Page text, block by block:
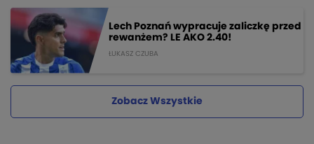
Lech Poznań wypracuje zaliczkę przed
rewanżem? LE AKO 2.40!
ŁUKASZ CZUBA
Zobacz Wszystkie